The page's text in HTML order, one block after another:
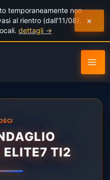
temporaneamente non
al rientro (dall'11/08).
dettagli →
×
ELITE7 TI2